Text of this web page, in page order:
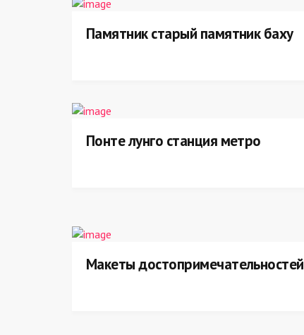
Памятник старый памятник баху
Понте лунго станция метро
Макеты достопримечательностей